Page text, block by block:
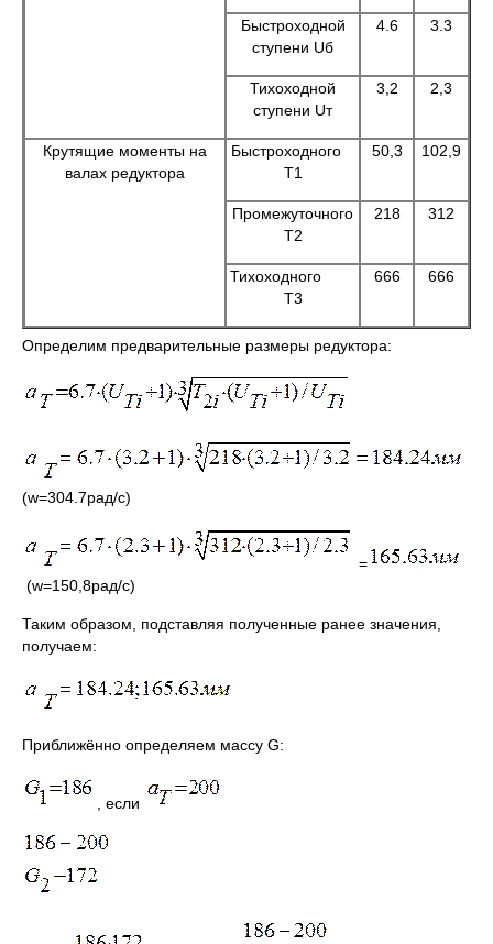
Быстроходной
ступени Uб
4.6 3.3
Тихоходной
ступени Uт
3,2 2,3
Крутящие моменты на
валах редуктора
Быстроходного
Т1
50,3 102,9
Промежуточного
Т2
218 312
Тихоходного
Т3
666 666
Определим предварительные размеры редуктора:
(w=304.7рад/с)
=
(w=150,8рад/с)
Таким образом, подставляя полученные ранее значения,
получаем:
Приближённо определяем массу G:
, если